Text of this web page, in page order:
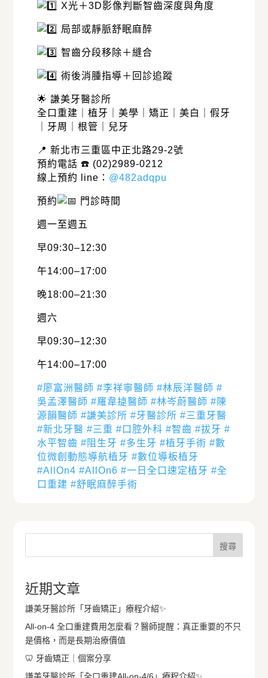
X光＋3D影像判斷智齒深度與角度
局部或靜脈舒眠麻醉
智齒分段移除＋縫合
術後消腫指導＋回診追蹤
🌟 謙美牙醫診所
全口重建｜植牙｜美學｜矯正｜美白｜假牙
｜牙周｜根管｜兒牙
📍 新北市三重區中正北路29-2號
預約電話 ☎️ (02)2989-0212
線上預約 line： @482adqpu
預約 門診時間
週一至週五
早09:30–12:30
午14:00–17:00
晚18:00–21:30
週六
早09:30–12:30
午14:00–17:00
#廖富洲醫師 #李祥寧醫師 #林辰洋醫師 #
吳孟澤醫師 #羅韋㨗醫師 #林岑蔚醫師 #陳
源韻醫師 #謙美診所 #牙醫診所 #三重牙醫
#新北牙醫 #三重 #口腔外科 #智齒 #拔牙 #
水平智齒 #阻生牙 #多生牙 #植牙手術 #數
位微創動態導航植牙 #數位導板植牙
#AllOn4 #AllOn6 #一日全口速定植牙 #全
口重建 #舒眠麻醉手術
搜尋
近期文章
謙美牙醫診所「牙齒矯正」療程介紹✨
All-on-4 全口重建費用怎麼看？醫師提醒：真正重要的不只
是價格，而是長期治療價值
🦷 牙齒矯正｜個案分享